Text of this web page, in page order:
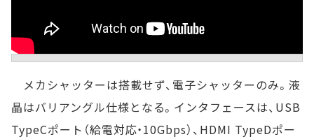
メカシャッターは搭載せず、電子シャッターのみ。液
晶はバリアングル仕様となる。インタフェースは、USB
TypeCポート（給電対応・10Gbps）、HDMI TypeDポー